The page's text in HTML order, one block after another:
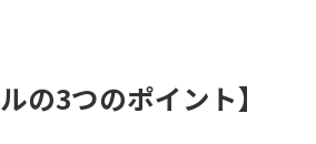
の3つのポイント】